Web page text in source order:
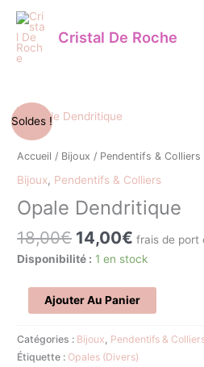
contenu
Cristal De Roche
Soldes !
Accueil / Bijoux / Pendentifs & Colliers
Bijoux, Pendentifs & Colliers
Opale Dendritique
18,00€
Le
initial
18,00€.
14,00€
actuel
14,00€.
frais de port
Disponibilité : 1 en stock
quantité
de
Opale
Ajouter Au Panier
Catégories : Bijoux Pendentifs &
Étiquette : Opales (Divers)